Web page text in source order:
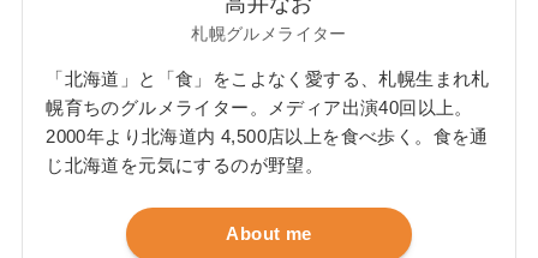
札幌グルメライター
「北海道」と「食」をこよなく愛する、札幌生まれ札
幌育ちのグルメライター。メディア出演40回以上。
2000年より北海道内 4,500店以上を食べ歩く。食を通
じ北海道を元気にするのが野望。
About me